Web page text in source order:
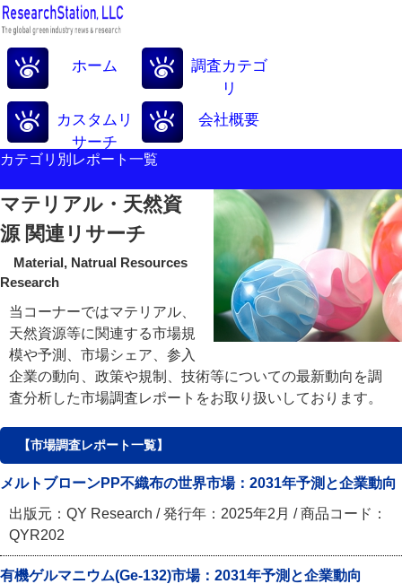
ホーム
調査カテゴ
リ
カスタムリ
サーチ
会社概要
カテゴリ別レポート一覧
マテリアル・天然資
源 関連リサーチ
Material, Natrual Resources
Research
当コーナーではマテリアル、
天然資源等に関連する市場規
模や予測、市場シェア、参入
企業の動向、政策や規制、技術等についての最新動向を調
査分析した市場調査レポートをお取り扱いしております。
【市場調査レポート一覧】
メルトブローンPP不織布の世界市場：2031年予測と企業動向
出版元：QY Research / 発行年：2025年2月 / 商品コード：
QYR202
有機ゲルマニウム(Ge-132)市場：2031年予測と企業動向